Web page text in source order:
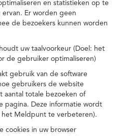
en statistieken op te
Er worden geen
de bezoekers kunnen worden
uw taalvoorkeur (Doel: het
de gebruiker optimaliseren)
gebruik van de software
gebruikers de website
aantal totale bezoeken of
pagina. Deze informatie wordt
Meldpunt te verbeteren).
cookies in uw browser